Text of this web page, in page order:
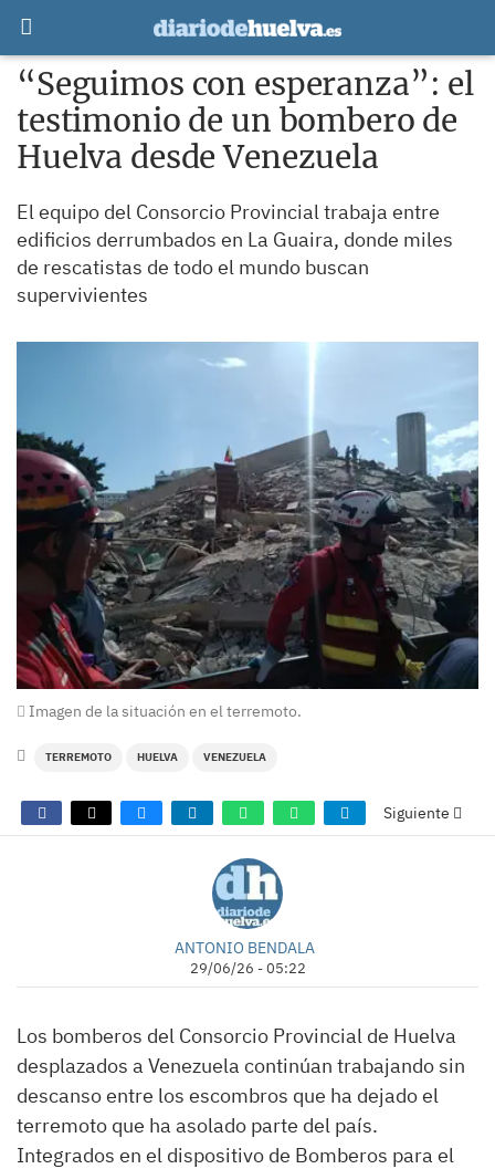
“Seguimos con esperanza”: el
testimonio de un bombero de
Huelva desde Venezuela
El equipo del Consorcio Provincial trabaja entre
edificios derrumbados en La Guaira, donde miles
de rescatistas de todo el mundo buscan
supervivientes
Imagen de la situación en el terremoto.
TERREMOTO HUELVA VENEZUELA
Siguiente
ANTONIO BENDALA
29/06/26 - 05:22
Los bomberos del Consorcio Provincial de Huelva
desplazados a Venezuela continúan trabajando sin
descanso entre los escombros que ha dejado el
terremoto que ha asolado parte del país.
Integrados en el dispositivo de Bomberos para el